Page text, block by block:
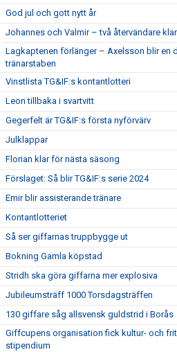
God jul och gott nytt år
Johannes och Valmir – två återvändare
Lagkaptenen förlänger – Axelsson blir en
tränarstaben
Vinstlista TG&IF:s kontantlotteri
Leon tillbaka i svartvitt
Gegerfelt är TG&IF:s första nyförvärv
Julklappar
Florian klar för nästa säsong
Förslaget: Så blir TG&IF:s serie 2024
Emir blir assisterande tränare
Kontantlotteriet
Så ser giffarnas truppbygge ut
Bokning Gamla köpstad
Stridh ska göra giffarna mer explosiva
Jubileumsträff 1000 Torsdagsträffen
130 giffare såg allsvensk guldstrid i Borås
Giffcupens organisation fick kultur- och
stipendium